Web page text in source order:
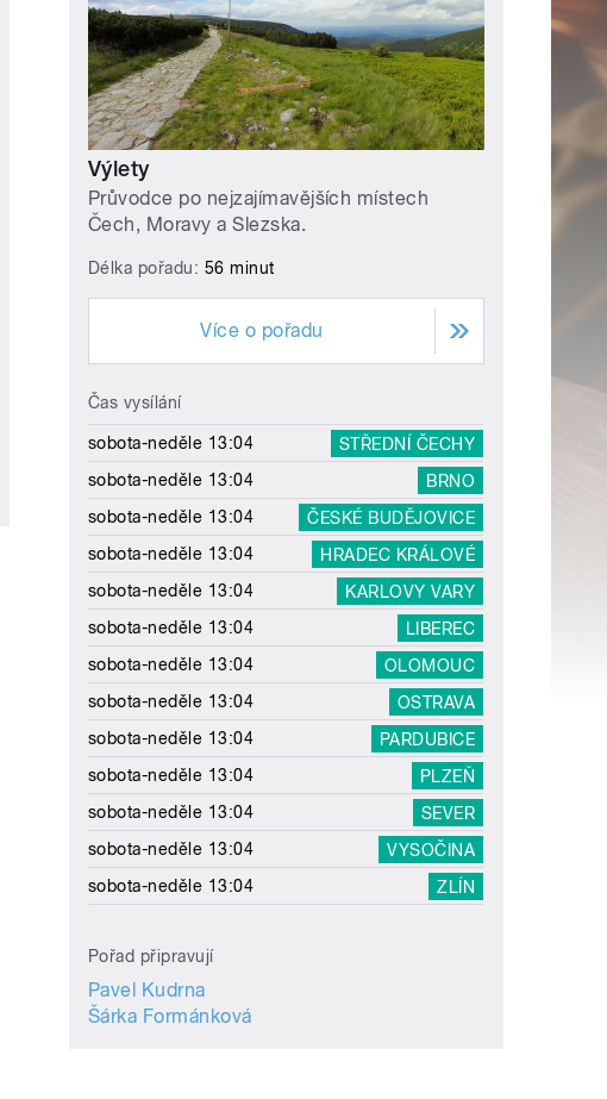
Výlety
Průvodce po nejzajímavějších místech
Čech, Moravy a Slezska.
Délka pořadu: 56 minut
Více o pořadu
Čas vysílání
sobota-neděle 13:04
STŘEDNÍ ČECHY
sobota-neděle 13:04
BRNO
sobota-neděle 13:04
ČESKÉ BUDĚJOVICE
sobota-neděle 13:04
HRADEC KRÁLOVÉ
sobota-neděle 13:04
KARLOVY VARY
sobota-neděle 13:04
LIBEREC
sobota-neděle 13:04
OLOMOUC
sobota-neděle 13:04
OSTRAVA
sobota-neděle 13:04
PARDUBICE
sobota-neděle 13:04
PLZEŇ
sobota-neděle 13:04
SEVER
sobota-neděle 13:04
VYSOČINA
sobota-neděle 13:04
ZLÍN
Pořad připravují
Pavel Kudrna
Šárka Formánková